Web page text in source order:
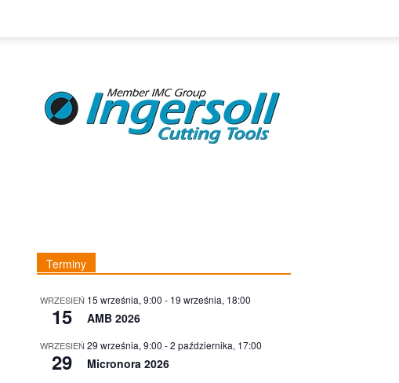
Terminy
WRZESIEŃ
15
15 września, 9:00 - 19 września, 18:00
AMB 2026
WRZESIEŃ
29
29 września, 9:00 -2 października, 17:00
Micronora 2026